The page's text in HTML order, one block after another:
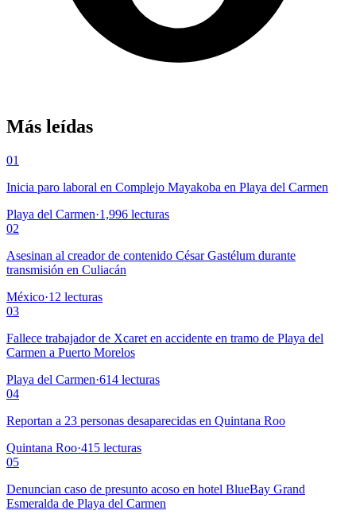
Más leídas
01
Inicia paro laboral en Complejo Mayakoba en Playa del Carmen
Playa del Carmen·1,996 lecturas
02
Asesinan al creador de contenido César Gastélum durante
transmisión en Culiacán
México·12 lecturas
03
Fallece trabajador de Xcaret en accidente en tramo de Playa del
Carmen a Puerto Morelos
Playa del Carmen·614 lecturas
04
Reportan a 23 personas desaparecidas en Quintana Roo
Quintana Roo·415 lecturas
05
Denuncian caso de presunto acoso en hotel BlueBay Grand
Esmeralda de Playa del Carmen